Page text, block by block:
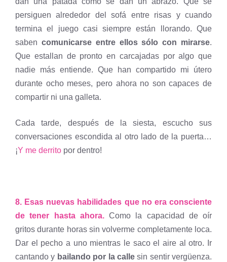
persiguen alrededor del sofá entre risas y cuando
termina el juego casi siempre están llorando. Que
saben comunicarse entre ellos sólo con mirarse.
Que estallan de pronto en carcajadas por algo que
nadie más entiende. Que han compartido mi útero
durante ocho meses, pero ahora no son capaces de
compartir ni una galleta.
Cada tarde, después de la siesta, escucho sus
conversaciones escondida al otro lado de la puerta…
¡Y me derrito por dentro!
8. Esas nuevas habilidades que no era consciente
de tener hasta ahora. Como la capacidad de oír
gritos durante horas sin volverme completamente loca.
Dar el pecho a uno mientras le saco el aire al otro. Ir
cantando y bailando por la callesin sentir vergüenza.